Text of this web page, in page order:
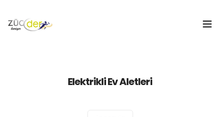
Elektrikli Ev Aletleri